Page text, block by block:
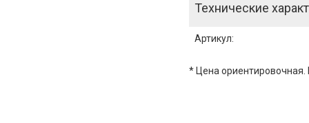
Технические
Артикул:
* Цена ориентировочная.